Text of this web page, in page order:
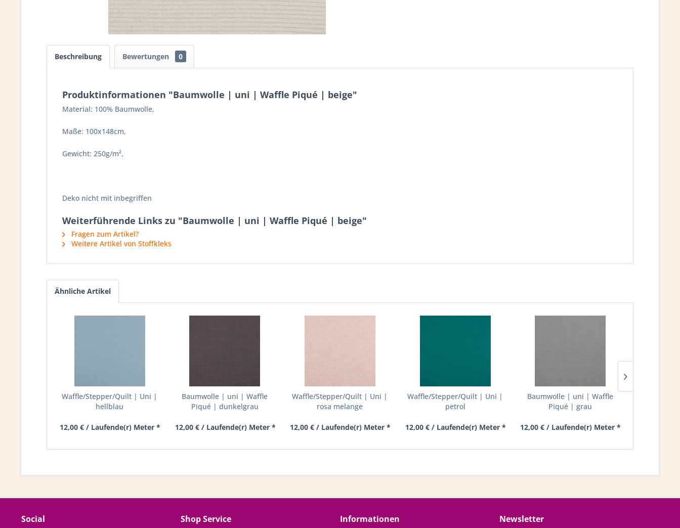
Beschreibung Bewertungen 0
Produktinformationen "Baumwolle | uni | Waffle Piqué | beige"
Material: 100% Baumwolle,
Maße: 100x148cm,
Gewicht: 250g/m²,
Deko nicht mit inbegriffen
Weiterführende Links zu "Baumwolle | uni | Waffle Piqué | beige"
Fragen zum Artikel?
Weitere Artikel von Stoffkleks
Ähnliche Artikel
Waffle/Stepper/Quilt | Uni |
hellblau
12,00 € / Laufende(r) Meter *
Baumwolle | uni | Waffle
Piqué | dunkelgrau
12,00 € / Laufende(r) Meter *
Waffle/Stepper/Quilt | Uni |
rosa melange
12,00 € / Laufende(r) Meter *
Waffle/Stepper/Quilt | Uni |
petrol
12,00 € / Laufende(r) Meter *
Baumwolle | uni | Waffle
Piqué | grau
12,00 € / Laufende(r) Meter *
Social Shop Service Informationen Newsletter